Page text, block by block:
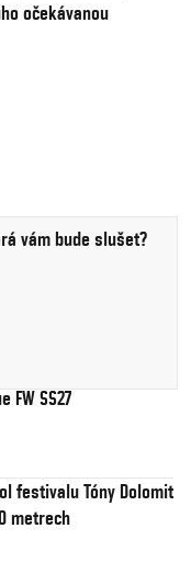
očekávanou
vám bude slušet?
FW SS27
festivalu Tóny Dolomit
metrech